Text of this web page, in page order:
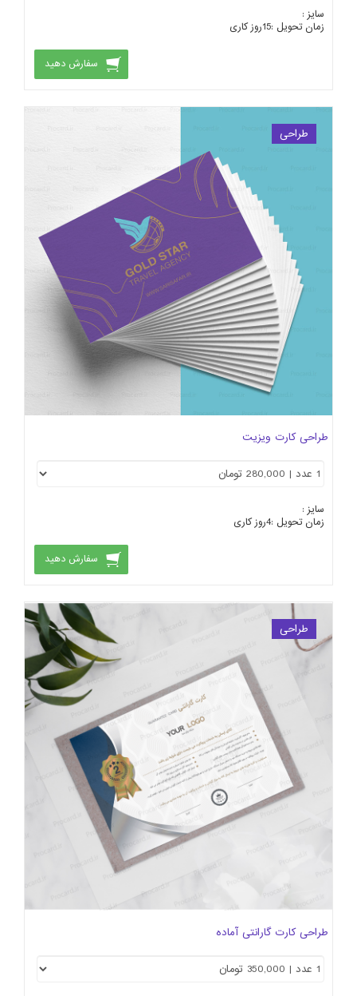
سایز :
زمان تحویل :15روز کاری
سفارش دهید
طراحی
طراحی کارت ویزیت
سایز :
زمان تحویل :4روز کاری
سفارش دهید
طراحی
طراحی کارت گارانتی آماده